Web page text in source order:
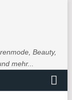
Beauty,
mehr...